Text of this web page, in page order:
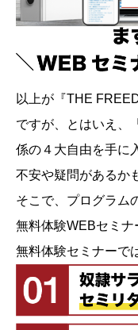
以上が『THE
ですが、とはいえ、
係の４大自由を手に
不安や疑問があるか
そこで、プログラム
無料体験WEBセミ
無料体験セミナーで